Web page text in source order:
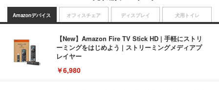
Amazonデバイス
【New】Amazon Fire TV Stick HD | 手軽にストリ
ーミングをはじめよう | ストリーミングメディアプ
レイヤー
￥6,980
オフィスチェア ディスプレイ 犬用トイレ